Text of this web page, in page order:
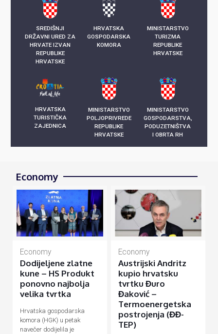
SREDIŠNJI
DRŽAVNI URED ZA
HRVATE IZVAN
REPUBLIKE
HRVATSKE
HRVATSKA
GOSPODARSKA
KOMORA
MINISTARSTVO
TURIZMA
REPUBLIKE
HRVATSKE
HRVATSKA
TURISTIČKA
ZAJEDNICA
MINISTARSTVO
POLJOPRIVREDE
REPUBLIKE
HRVATSKE
MINISTARSTVO
GOSPODARSTVA,
PODUZETNIŠTVA
I OBRTA RH
Economy
Economy
Dodijeljene zlatne
kune – HS Produkt
ponovno najbolja
velika tvrtka
Hrvatska gospodarska
komora (HGK) u petak
navečer dodijelila je
Economy
Austrijski Andritz
kupio hrvatsku
tvrtku Đuro
Đaković –
Termoenergetska
postrojenja (ĐĐ-
TEP)